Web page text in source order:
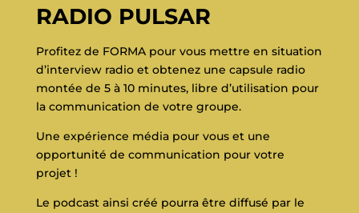
RADIO PULSAR
Profitez de FORMA pour vous mettre en situation
d’interview radio et obtenez une capsule radio
montée de 5 à 10 minutes, libre d’utilisation pour
la communication de votre groupe.
Une expérience média pour vous et une
opportunité de communication pour votre
projet !
Le podcast ainsi créé pourra être diffusé par le